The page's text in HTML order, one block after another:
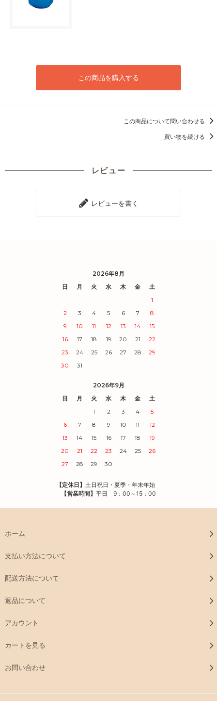
この商品を購入する
この商品について問い合わせる
買い物を続ける
レビュー
レビューを書く
2026年8月
日
月 火 水 木 金
土
1
2
3 4 5 6 7
8
9
10 11 12 13 14
15
16
17 18 19 20 21
22
23
24 25 26 27 28
29
30
31
2026年9月
日
月 火 水 木 金
土
1
2 3 4
5
6
7 8 9 10 11
12
13
14 15 16 17 18
19
20
21 22 23 24 25
26
27
28 29 30
【定休日】 土日祝日・夏季・年末年始
【営業時間】 平日 9：00～15：00
ホーム
支払い方法について
配送方法について
返品について
アカウント
カートを見る
お問い合わせ